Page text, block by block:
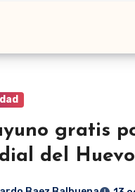
gratis
del Huevo